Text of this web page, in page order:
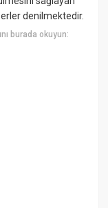
denilmektedir.
burada okuyun: